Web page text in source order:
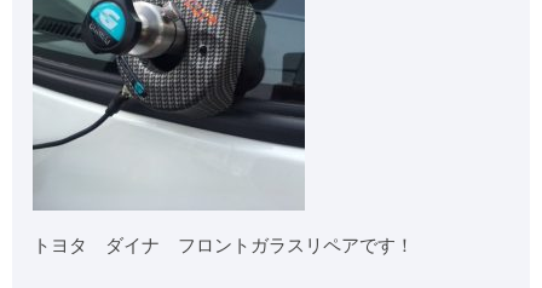
トヨタ ダイナ フロントガラスリペアです！